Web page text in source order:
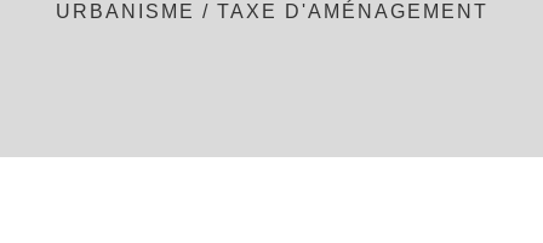
URBANISME / TAXE D'AMÉNAGEMENT